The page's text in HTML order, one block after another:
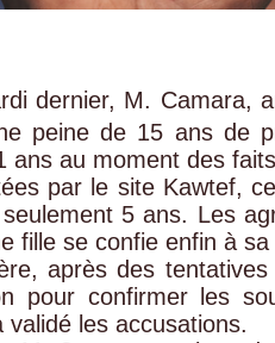
dernier, M. Camara,
peine de 15 ans de
ans au moment des
par le site Kawtef,
5 ans. Les
fille se confie enfin à sa
après des
pour confirmer les
les accusations.